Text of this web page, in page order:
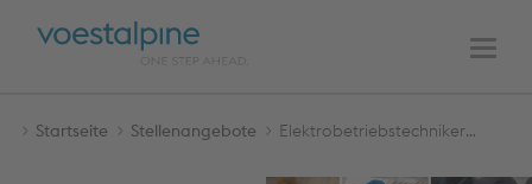
Zum
ZurHAUPTNAVIGATION
Startseite Stellenangebote Elektrobetriebstechniker:in Krananlagen